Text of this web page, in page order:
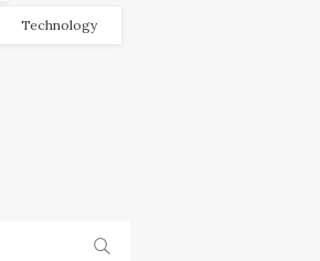
Technology